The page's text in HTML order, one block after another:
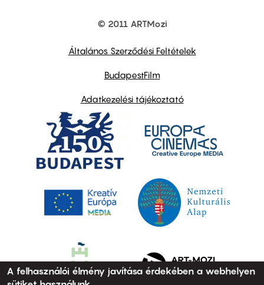
© 2011 ARTMozi
Általános Szerződési Feltételek
BudapestFilm
Adatkezelési tájékoztató
A felhasználói élmény javítása érdekében a webhelyen